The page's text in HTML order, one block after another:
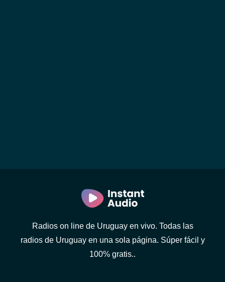
Radios on line de Uruguay en vivo. Todas las
radios de Uruguay en una sola página. Súper fácil y
100% gratis..